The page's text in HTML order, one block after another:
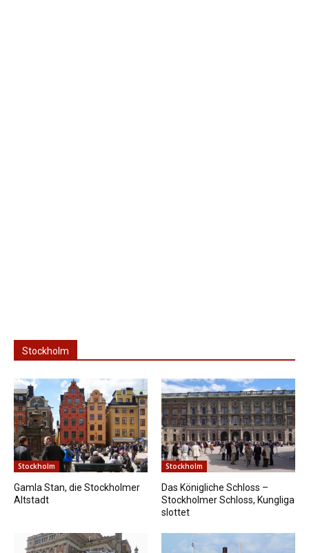
Stockholm
Stockholm
Gamla Stan, die Stockholmer
Altstadt
Stockholm
Das Königliche Schloss –
Stockholmer Schloss, Kungliga
slottet